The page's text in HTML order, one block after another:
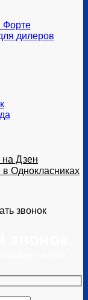
Форте
дилеров